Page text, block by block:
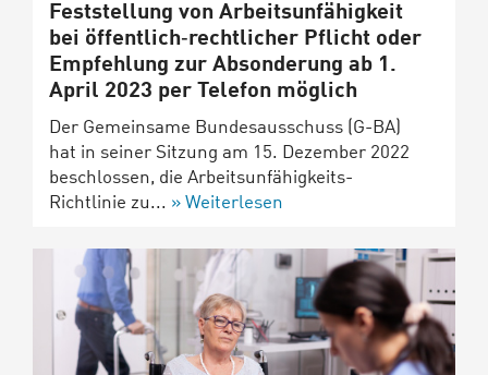
Feststellung von Arbeitsunfähigkeit
bei öffentlich‐rechtlicher Pflicht oder
Empfehlung zur Absonderung ab 1.
April 2023 per Telefon möglich
Der Gemeinsame Bundesausschuss (G-BA)
hat in seiner Sitzung am 15. Dezember 2022
beschlossen, die Arbeitsunfähigkeits-
Richtlinie zu...
Weiterlesen